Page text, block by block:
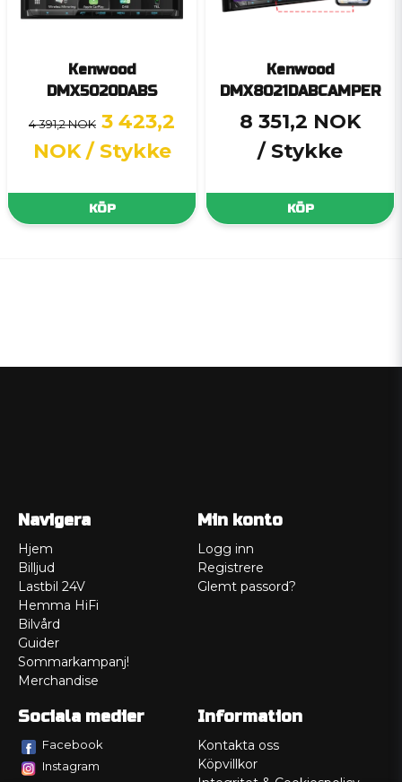
Kenwood
DMX5020DABS
4 391,2 NOK 3 423,2
NOK / Stykke
KÖP
Kenwood
DMX8021DABCAMPER
8 351,2 NOK
/ Stykke
KÖP
Navigera
Hjem
Billjud
Lastbil 24V
Hemma HiFi
Bilvård
Guider
Sommarkampanj!
Merchandise
Min konto
Logg inn
Registrere
Glemt passord?
Sociala medier
Facebook
Instagram
Information
Kontakta oss
Köpvillkor